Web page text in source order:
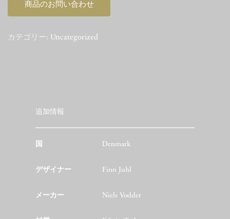
商品のお問い合わせ
カテゴリー: Uncategorized
追加情報
国 Denmark
デザイナー Finn Juhl
メーカー Niels Vodder